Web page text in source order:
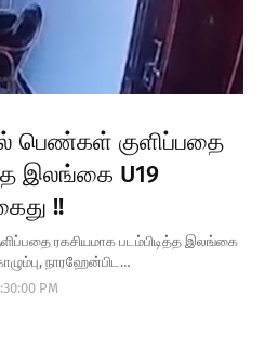
பெண்கள் குளிப்பதை
இலங்கை U19
!!
ரகசியமாக படம்பிடித்த இலங்கை
நாரஹேன்பிட…
PM